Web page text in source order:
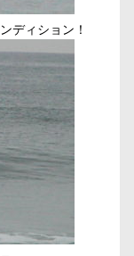
ディション！